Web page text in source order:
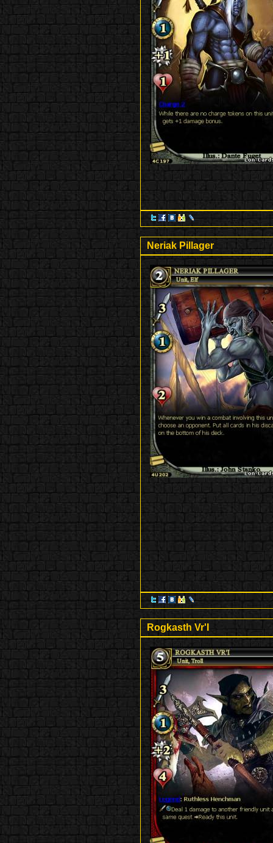
Neriak Pillager
Rogkasth Vr'I